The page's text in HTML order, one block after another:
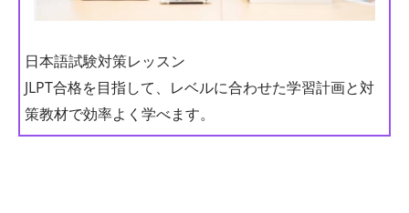
日本語試験対策レッスン
JLPT合格を目指して、レベルに合わせた学習計画と対
策教材で効率よく学べます。